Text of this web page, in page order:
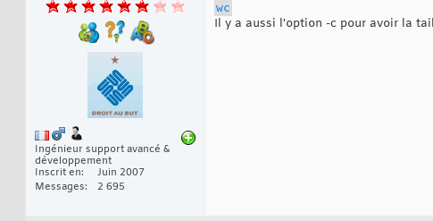
Ingénieur support avancé &
développement
Inscrit en
Juin 2007
Messages
2 695
wc
Il y a aussi l'option -c pour avoir la